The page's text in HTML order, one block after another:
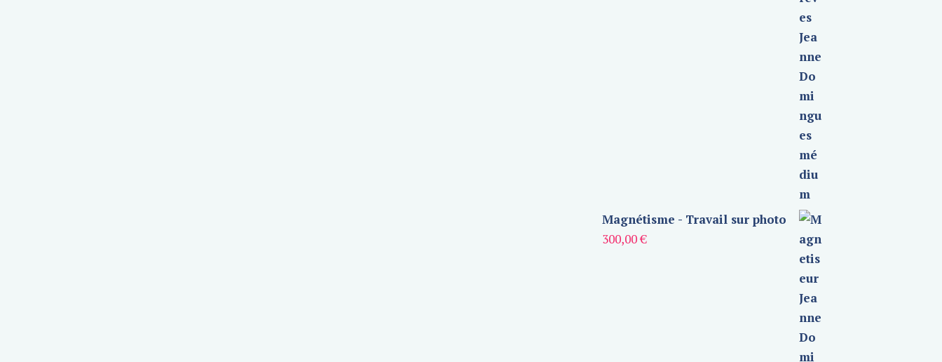
Magnétisme - Travail sur photo
300,00€